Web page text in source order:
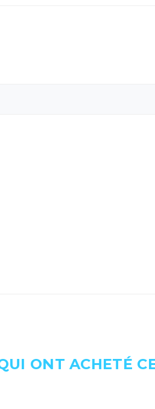
ONT ACHETÉ